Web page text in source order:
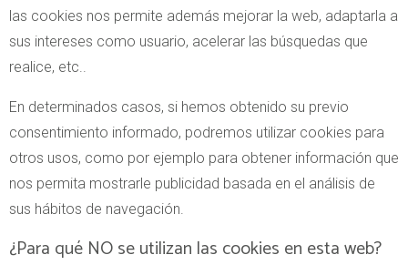
las cookies nos permite además mejorar la web, adaptarla a
sus intereses como usuario, acelerar las búsquedas que
realice, etc..
En determinados casos, si hemos obtenido su previo
consentimiento informado, podremos utilizar cookies para
otros usos, como por ejemplo para obtener información que
nos permita mostrarle publicidad basada en el análisis de
sus hábitos de navegación.
¿Para qué NO se utilizan las cookies en esta web?